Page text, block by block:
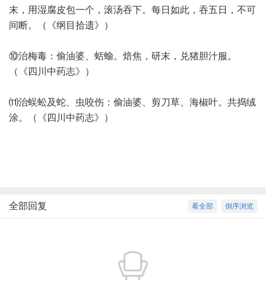
末，用湿腐皮包一个，滚汤吞下。每日如此，吞五日，不可
间断。（《纲目拾遗》）
⑩治梅毒：偷油婆、蛞蝓。焙焦，研末，兑猪胆汁服。
（《四川中药志》）
⑾治蜈蚣及蛇、虫咬伤：偷油婆、剪刀草、海椒叶。共捣绒
涂。（《四川中药志》）
倒序浏览
看全部
全部回复